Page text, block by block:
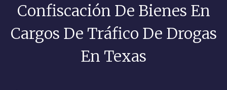
Confiscación De Bienes En
Cargos De Tráfico De Drogas
En Texas